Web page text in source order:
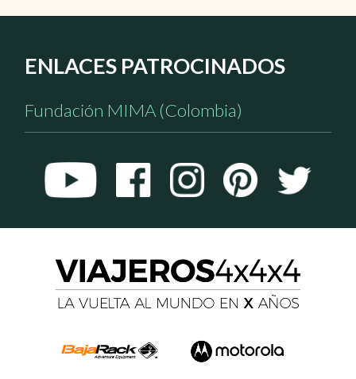
ENLACES PATROCINADOS
Fundación MIMA (Colombia)